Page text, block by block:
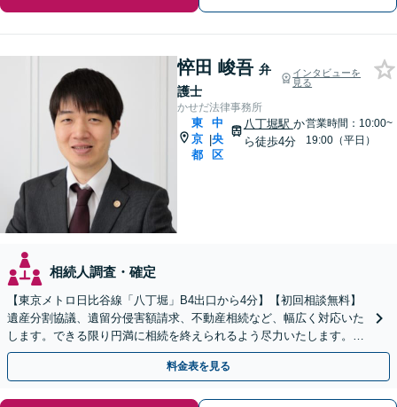
悴田 峻吾 弁
護士
インタビューを
見る
かせだ法律事務所
東
京
都
|
中
央
区
八丁堀駅 か
ら徒歩4分
営業時間：10:00~
19:00（平日）
相続人調査・確定
【東京メトロ日比谷線「八丁堀」B4出口から4分】【初回相談無料】
遺産分割協議、遺留分侵害額請求、不動産相続など、幅広く対応いた
します。できる限り円満に相続を終えられるよう尽力いたします。ぜ
ひご相談ください。【電話相談可】【休日面談可】
料金表を見る